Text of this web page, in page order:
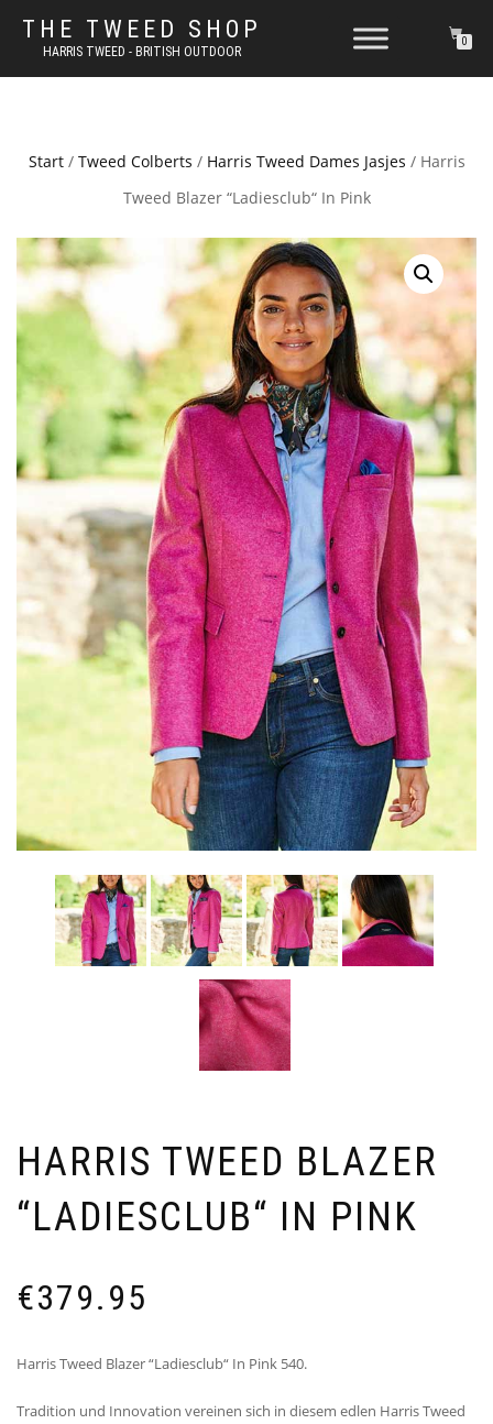
THE TWEED SHOP
HARRIS TWEED - BRITISH OUTDOOR
0
Start/ Tweed Colberts / Harris Tweed Dames Jasjes / Harris
Tweed Blazer “Ladiesclub“ In Pink
HARRIS TWEED BLAZER
“LADIESCLUB“ IN PINK
€379.95
Harris Tweed Blazer “Ladiesclub“ In Pink 540.
Tradition und Innovation vereinen sich in diesem edlen Harris Tweed